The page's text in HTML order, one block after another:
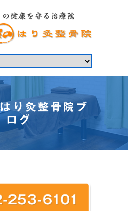
り灸整骨院ブ
ログ